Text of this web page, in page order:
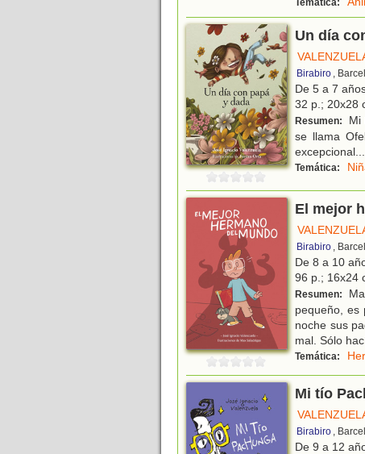
Temática:
Un día
Birabiro ,
De 5 a 7
32 p.; 20x28
Resumen:
Mi
se llama
Temática:
El mejor
Birabiro ,
De 8 a 10
96 p.; 16x24
Resumen:
pequeño, es
noche sus
mal. Sólo
Temática:
Mi tío
Birabiro ,
De 9 a 12